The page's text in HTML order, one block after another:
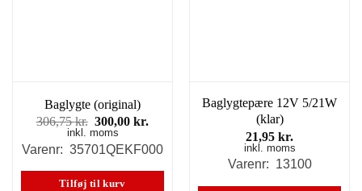
varesiden
Baglygte (original)
306,75kr. Den
oprindelige
pris
var:
306,75 kr..
300,00kr.
pris
300,00 kr..
inkl. moms
Varenr: 35701QEKF000
Tilføj til kurv
Baglygtepære 12V 5/21W
(klar)
21,95 kr.
inkl. moms
Varenr: 13100